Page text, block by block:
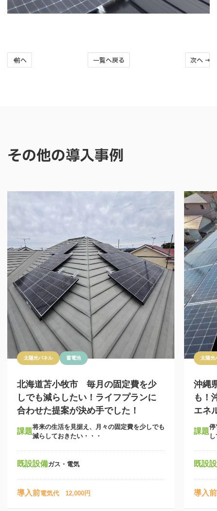
← 前へ 一覧へ戻る 次へ →
その他の導入事例
太陽光パネル 蓄電池
北海道苫小牧市 毎月の固定費を少
しでも減らしたい！ライフプランに
合わせた提案が決め手でした！
課題
将来の生活を見据え、月々の固定費を少しでも
減らしておきたい・・・
既設設備ガス・電気
導入前電気代 12,000円
太陽光
沖縄
も！
エネ
課題
停
既設
導入前